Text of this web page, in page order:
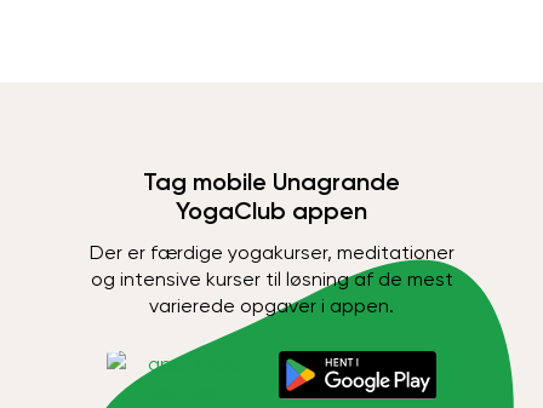
Tag mobile Unagrande
YogaClub appen
Der er færdige yogakurser, meditationer
og intensive kurser til løsning af de mest
varierede opgaver i appen.